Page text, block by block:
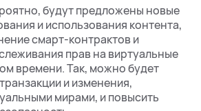
будут предложены новые
и использования контента,
смарт-контрактов и
прав на виртуальные
времени. Так, можно будет
и изменения,
мирами, и повысить